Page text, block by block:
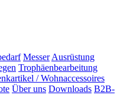
Messer Ausrüstung
Trophäenbearbeitung
/ Wohnaccessoires
Über uns Downloads B2B-